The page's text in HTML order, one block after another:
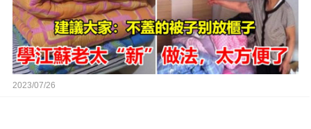
2023/07/26